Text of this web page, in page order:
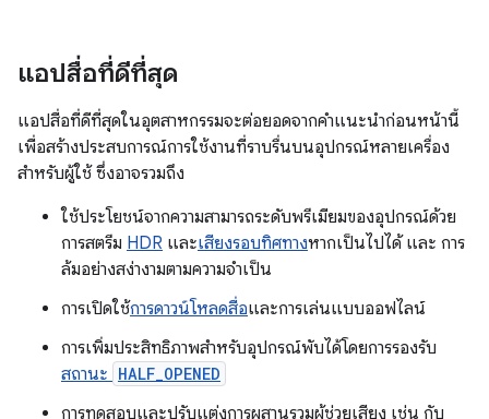
แอปสื่อที่ดีที่สุด
แอปสื่อที่ดีที่สุดในอุตสาหกรรมจะต่อยอดจากคําแนะนําก่อนหน้านี้
เพื่อสร้างประสบการณ์การใช้งานที่ราบรื่นบนอุปกรณ์หลายเครื่อง
สําหรับผู้ใช้ ซึ่งอาจรวมถึง
ใช้ประโยชน์จากความสามารถระดับพรีเมียมของอุปกรณ์ด้วย
การสตรีม HDR และเสียงรอบทิศทางหากเป็นไปได้ และ การ
ล้มอย่างสง่างามตามความจำเป็น
การเปิดใช้การดาวน์โหลดสื่อและการเล่นแบบออฟไลน์
การเพิ่มประสิทธิภาพสำหรับอุปกรณ์พับได้โดยการรองรับ
สถานะ HALF_OPENED
การทดสอบและปรับแต่งการผสานรวมผู้ช่วยเสียง เช่น กับ